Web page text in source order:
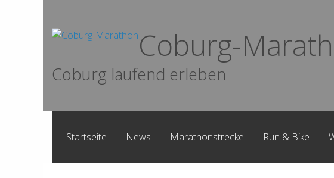
Coburg-
Coburg laufend erleben
Startseite News Marathonstrecke Run & Bike